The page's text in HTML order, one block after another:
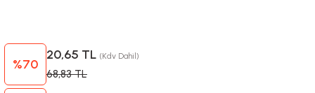
%70
20,65 TL (Kdv Dahil)
68,83 TL